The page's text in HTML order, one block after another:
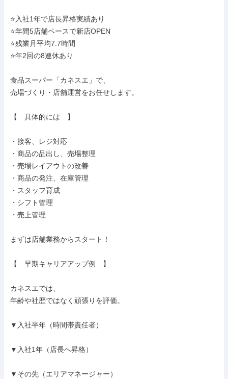
⭐入社1年で店長昇格実績あり
⭐年間5店舗ペースで新店OPEN
⭐残業月平均7.7時間
⭐年2回の8連休あり
食品スーパー「カネスエ」で、
売場づくり・店舗運営をお任せします。
【　具体的には　】
・接客、レジ対応
・商品の品出し、売場整理
・売場レイアウトの改善
・商品の発注、在庫管理
・スタッフ育成
・シフト管理
・売上管理
まずは店舗業務からスタート！
【　早期キャリアアップ例　】
カネスエでは、
年齢や社歴ではなく頑張りを評価。
▼入社半年（時間帯責任者）
▼入社1年（店長へ昇格）
▼その先（エリアマネージャー）